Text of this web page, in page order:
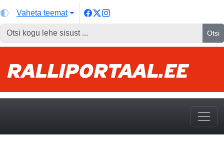
Vaheta teemat
Otsi